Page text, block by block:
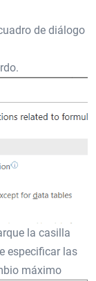
de diálogo
la casilla
especificar las
máximo